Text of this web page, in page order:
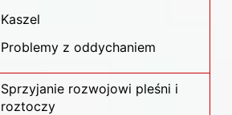
Kaszel
Problemy z oddychaniem
Sprzyjanie rozwojowi pleśni i
roztoczy